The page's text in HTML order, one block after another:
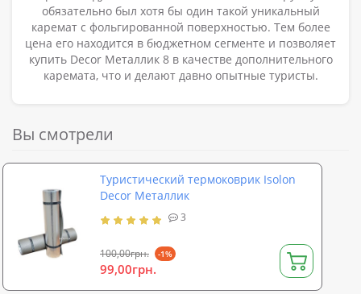
обязательно был хотя бы один такой уникальный
каремат с фольгированной поверхностью. Тем более
цена его находится в бюджетном сегменте и позволяет
купить Decor Металлик 8 в качестве дополнительного
каремата, что и делают давно опытные туристы.
Вы смотрели
Туристический термоковрик Isolon
Decor Металлик
3
100,00грн. -1%
99,00грн.